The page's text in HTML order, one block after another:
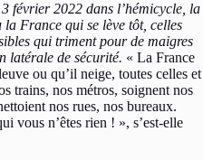
février 2022 dans l’hémicycle, la
France qui se lève tôt, celles
qui triment pour de maigres
latérale de sécurité. « La France
ou qu’il neige, toutes celles et
trains, nos métros, soignent nos
nos rues, nos bureaux.
vous n’êtes rien ! », s’est-elle